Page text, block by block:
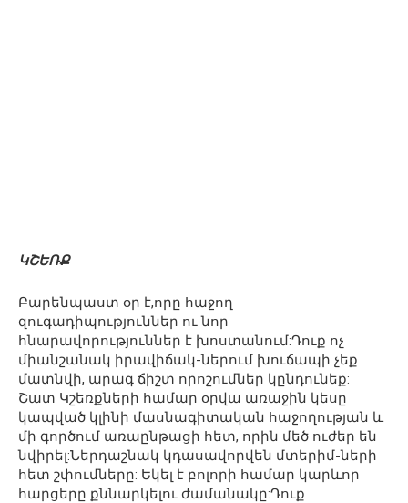
ԿՇԵՌՔ
Բարենպաստ օր է,որը հաջող
զուգադիպություններ ու նոր
հնարավորություններ է խոստանում:Դուք ոչ
միանշանակ իրավիճակ-ներում խուճապի չեք
մատնվի, արագ ճիշտ որոշումներ կընդունեք:
Շատ Կշեռքների համար օրվա առաջին կեսը
կապված կլինի մասնագիտական հաջողության և
մի գործում առաընթացի հետ, որին մեծ ուժեր են
նվիրել:Ներդաշնակ կդասավորվեն մտերիմ-ների
հետ շփումները: Եկել է բոլորի համար կարևոր
հարցերը քննարկելու ժամանակը:Դուք